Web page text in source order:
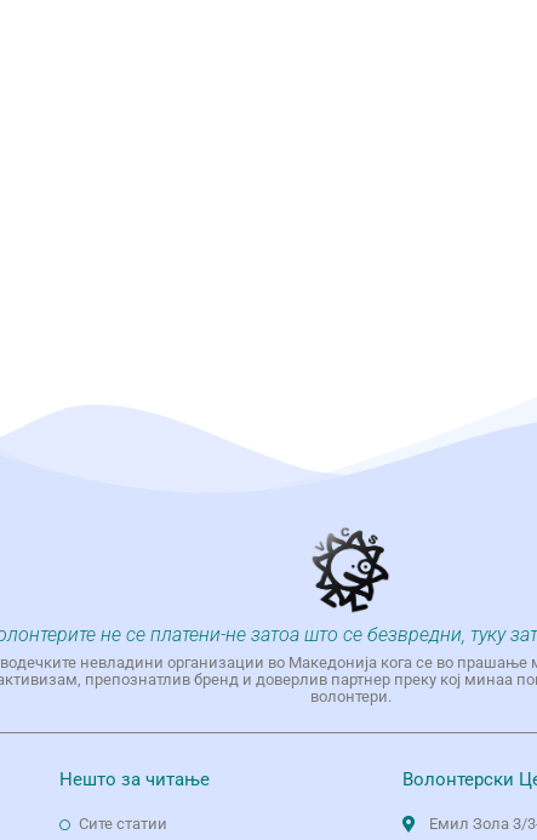
не се платени-не затоа што се безвредни, туку
невладини организации во Македонија кога се во прашање
препознатлив бренд и доверлив партнер преку кој минаа
волонтери.
Нешто за читање
Сите статии
Волонтерски
Емил Зола 3/